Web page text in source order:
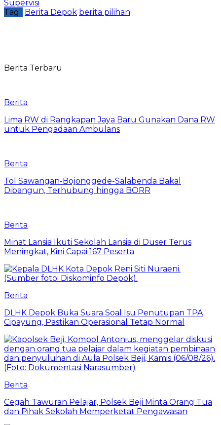
Supervisi
Tag : Berita Depok berita pilihan
Berita Terbaru
Berita
Lima RW di Rangkapan Jaya Baru Gunakan Dana RW
untuk Pengadaan Ambulans
Berita
Tol Sawangan-Bojonggede-Salabenda Bakal
Dibangun, Terhubung hingga BORR
Berita
Minat Lansia Ikuti Sekolah Lansia di Duser Terus
Meningkat, Kini Capai 167 Peserta
Berita
DLHK Depok Buka Suara Soal Isu Penutupan TPA
Cipayung, Pastikan Operasional Tetap Normal
Berita
Cegah Tawuran Pelajar, Polsek Beji Minta Orang Tua
dan Pihak Sekolah Memperketat Pengawasan